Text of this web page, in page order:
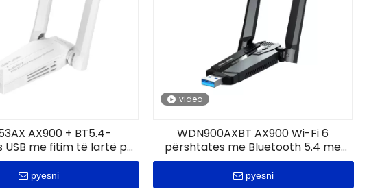
AX900 + BT5.4-
USB me fitim të lartë pa
me dy breza
pyesni
video
WDN900AXBT AX900 Wi-Fi 6
përshtatës me Bluetooth 5.4 me
fitim të lartë
pyesni